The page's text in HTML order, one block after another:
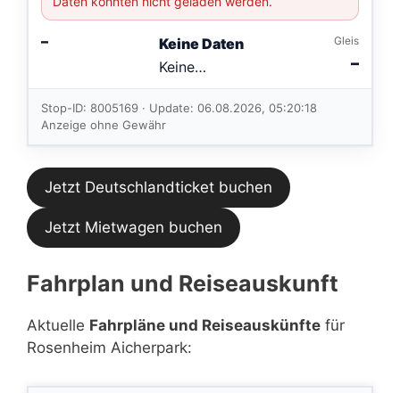
–
Keine Daten
Keine
Verbindungen
im aktuellen
Feed.
Gleis
–
Stop-ID: 8005169 · Update: 06.08.2026, 05:20:18
Anzeige ohne Gewähr
Jetzt Deutschlandticket buchen
Jetzt Mietwagen buchen
Fahrplan und Reiseauskunft
Aktuelle Fahrpläne und Reiseauskünfte für
Rosenheim Aicherpark: